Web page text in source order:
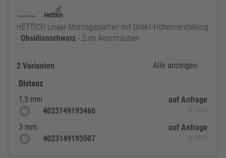
HETTICH Linear-Montageplatten mit Direkt-Höhenverstellung
- Obsidianschwarz - Zum Anschrauben
2 Varianten
Alle anzeigen
Distanz
1,5 mm
4023149193460
auf Anfrage
je 100 St
3 mm
4023149193507
auf Anfrage
je 100 St